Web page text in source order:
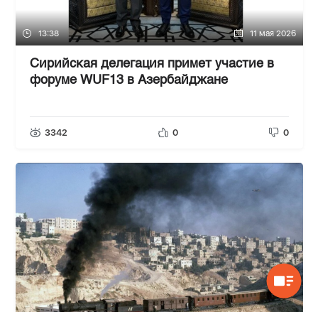
13:38 11 мая 2026
Сирийская делегация примет участие в
форуме WUF13 в Азербайджане
3342 0 0